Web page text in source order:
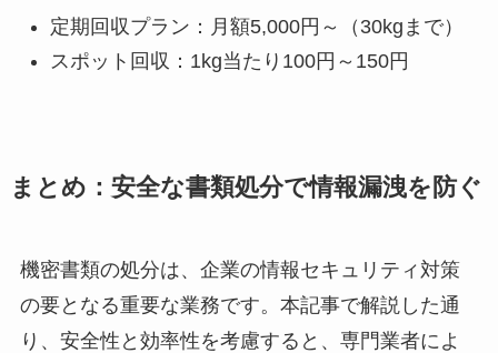
定期回収プラン：月額5,000円～（30kgまで）
スポット回収：1kg当たり100円～150円
まとめ：安全な書類処分で情報漏洩を防ぐ
機密書類の処分は、企業の情報セキュリティ対策
の要となる重要な業務です。本記事で解説した通
り、安全性と効率性を考慮すると、専門業者によ